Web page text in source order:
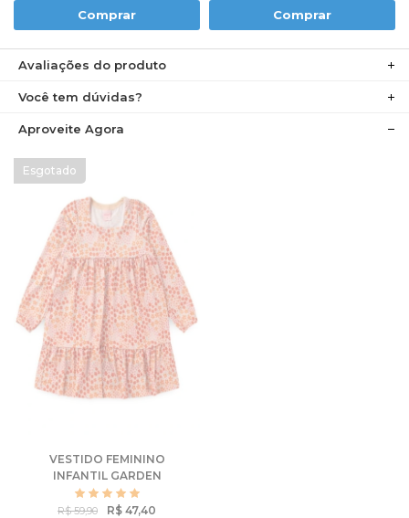
Comprar Comprar
Avaliações do produto
Você tem dúvidas?
Aproveite Agora
VESTIDO FEMININO
INFANTIL GARDEN
R$ 59,90 R$ 47,40